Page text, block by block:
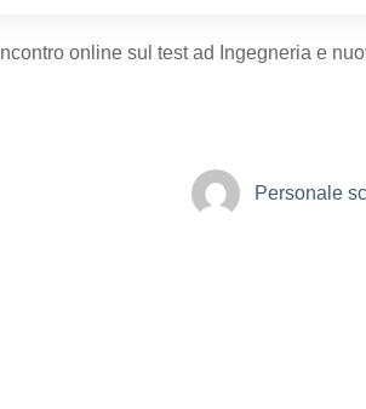
online sul test ad Ingegneria e
Personale